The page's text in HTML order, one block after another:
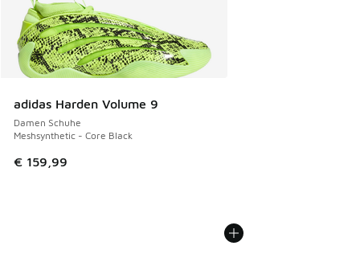
adidas Harden Volume 9
Damen Schuhe
Meshsynthetic - Core Black
€ 159,99